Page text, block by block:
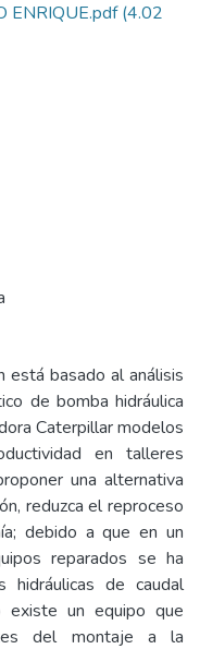
ENRIQUE.pdf(4.02
está basado al análisis
de bomba hidráulica
Caterpillar modelos
en talleres
una alternativa
reduzca el reproceso
debido a que en un
reparados se ha
hidráulicas de caudal
un equipo que
del montaje a la